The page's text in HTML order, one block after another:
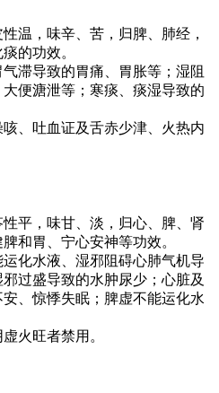
温，味辛、苦，归脾、肺经，
的功效。
滞导致的胃痛、胃胀等；湿阻
便溏泄等；寒痰、痰湿导致的
、吐血证及舌赤少津、火热内
平，味甘、淡，归心、脾、肾
和胃、宁心安神等功效。
化水液、湿邪阻碍心肺气机导
过盛导致的水肿尿少；心脏及
、惊悸失眠；脾虚不能运化水
火旺者禁用。